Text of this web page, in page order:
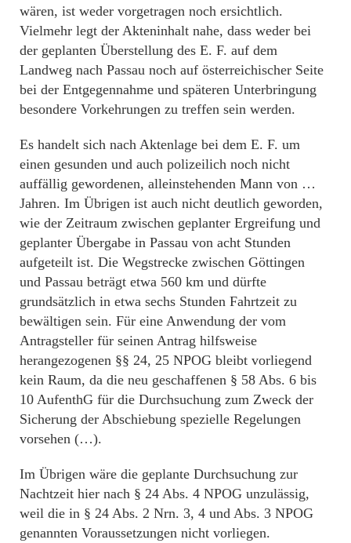
wären, ist weder vorgetragen noch ersichtlich.
Vielmehr legt der Akteninhalt nahe, dass weder bei
der geplanten Überstellung des E. F. auf dem
Landweg nach Passau noch auf österreichischer Seite
bei der Entgegennahme und späteren Unterbringung
besondere Vorkehrungen zu treffen sein werden.
Es handelt sich nach Aktenlage bei dem E. F. um
einen gesunden und auch polizeilich noch nicht
auffällig gewordenen, alleinstehenden Mann von …
Jahren. Im Übrigen ist auch nicht deutlich geworden,
wie der Zeitraum zwischen geplanter Ergreifung und
geplanter Übergabe in Passau von acht Stunden
aufgeteilt ist. Die Wegstrecke zwischen Göttingen
und Passau beträgt etwa 560 km und dürfte
grundsätzlich in etwa sechs Stunden Fahrtzeit zu
bewältigen sein. Für eine Anwendung der vom
Antragsteller für seinen Antrag hilfsweise
herangezogenen §§ 24, 25 NPOG bleibt vorliegend
kein Raum, da die neu geschaffenen § 58 Abs. 6 bis
10 AufenthG für die Durchsuchung zum Zweck der
Sicherung der Abschiebung spezielle Regelungen
vorsehen (…).
Im Übrigen wäre die geplante Durchsuchung zur
Nachtzeit hier nach § 24 Abs. 4 NPOG unzulässig,
weil die in § 24 Abs. 2 Nrn. 3, 4 und Abs. 3 NPOG
genannten Voraussetzungen nicht vorliegen.